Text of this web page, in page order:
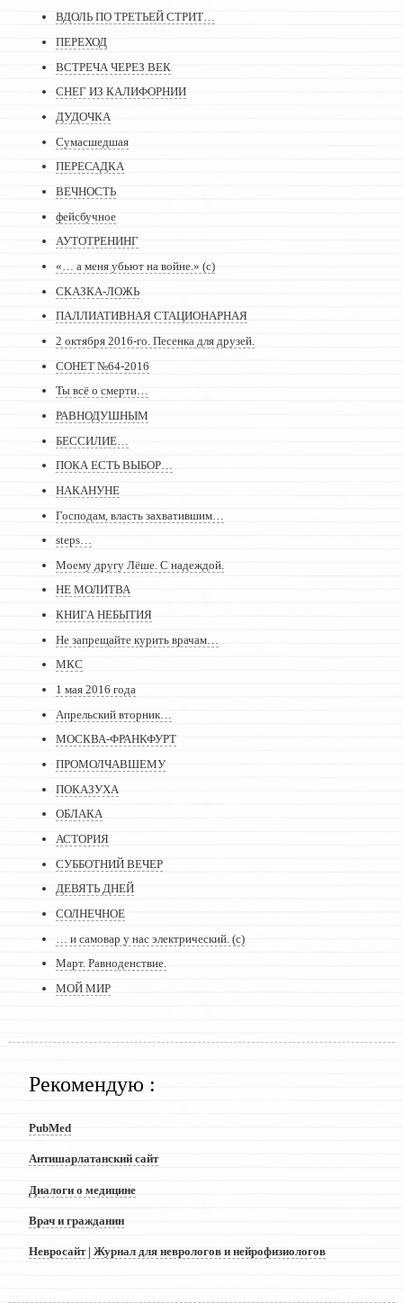
ВДОЛЬ ПО ТРЕТЬЕЙ СТРИТ…
ПЕРЕХОД
ВСТРЕЧА ЧЕРЕЗ ВЕК
СНЕГ ИЗ КАЛИФОРНИИ
ДУДОЧКА
Сумасшедшая
ПЕРЕСАДКА
ВЕЧНОСТЬ
фейсбучное
АУТОТРЕНИНГ
«… а меня убьют на войне.» (с)
СКАЗКА-ЛОЖЬ
ПАЛЛИАТИВНАЯ СТАЦИОНАРНАЯ
2 октября 2016-го. Песенка для друзей.
СОНЕТ №64-2016
Ты всё о смерти…
РАВНОДУШНЫМ
БЕССИЛИЕ…
ПОКА ЕСТЬ ВЫБОР…
НАКАНУНЕ
Господам, власть захватившим…
steps…
Моему другу Лёше. С надеждой.
НЕ МОЛИТВА
КНИГА НЕБЫТИЯ
Не запрещайте курить врачам…
МКС
1 мая 2016 года
Апрельский вторник…
МОСКВА-ФРАНКФУРТ
ПРОМОЛЧАВШЕМУ
ПОКАЗУХА
ОБЛАКА
АСТОРИЯ
СУББОТНИЙ ВЕЧЕР
ДЕВЯТЬ ДНЕЙ
СОЛНЕЧНОЕ
… и самовар у нас электрический. (с)
Март. Равноденствие.
МОЙ МИР
Рекомендую :
PubMed
Антишарлатанский сайт
Диалоги о медицине
Врач и гражданин
Невросайт | Журнал для неврологов и нейрофизиологов